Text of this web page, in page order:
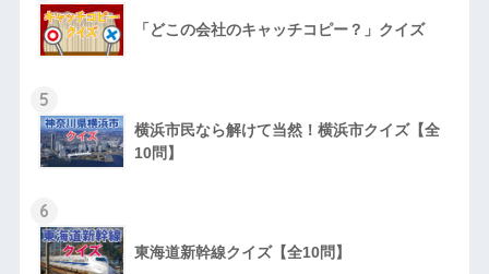
「どこの会社のキャッチコピー？」クイズ
5
横浜市民なら解けて当然！横浜市クイズ【全
10問】
6
東海道新幹線クイズ【全10問】